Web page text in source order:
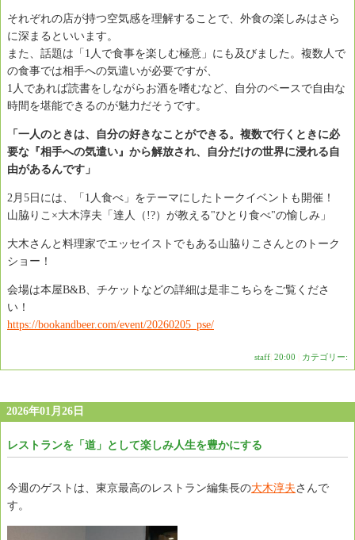
それぞれの店が持つ空気感を理解することで、外食の楽しみはさら
に深まるといいます。
また、話題は「1人で食事を楽しむ極意」にも及びました。複数人で
の食事では相手への気遣いが必要ですが、
1人であれば読書をしながらお酒を嗜むなど、自分のペースで自由な
時間を堪能できるのが魅力だそうです。
「一人のときは、自分の好きなことができる。複数で行くときに必
要な『相手への気遣い』から解放され、自分だけの世界に浸れる自
由があるんです」
2月5日には、「1人食べ」をテーマにしたトークイベントも開催！
山脇りこ×大木淳夫「達人（!?）が教える"ひとり食べ"の愉しみ」
大木さんと料理家でエッセイストでもある山脇りこさんとのトーク
ショー！
会場は本屋B&B、チケットなどの詳細は是非こちらをご覧くださ
い！
https://bookandbeer.com/event/20260205_pse/
staff 20:00 カテゴリー:
2026年01月26日
レストランを「道」として楽しみ人生を豊かにする
今週のゲストは、東京最高のレストラン編集長の大木淳夫さんで
す。